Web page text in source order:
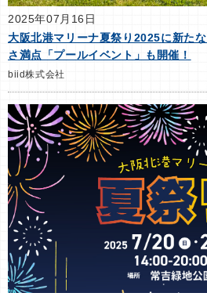
2025年07月16日
大阪北港マリーナ夏祭り2025に新た
さ満点「プールイベント」も開催！
biid株式会社